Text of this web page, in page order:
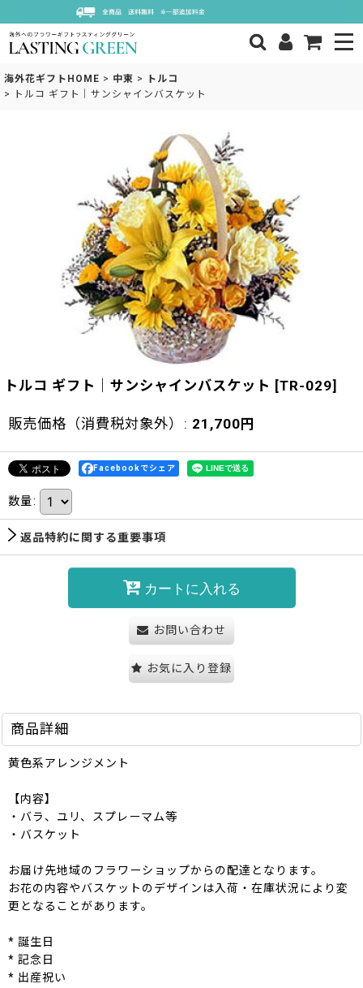
海外花ギフトHOME > 中東 >
トルコ
>
トルコ ギフト｜サンシャインバスケット
トルコ ギフト｜サンシャインバスケット [TR-029]
販売価格（消費税対象外） : 21,700 円
Facebookでシェア
数量:
返品特約に関する重要事項
カートに入れる
お問い合わせ
お気に入り登録
商品詳細
黄色系アレンジメント
【内容】
・バラ、ユリ、スプレーマム等
・バスケット
お届け先地域のフラワーショップからの配達となります。
お花の内容やバスケットのデザインは入荷・在庫状況により変
更となることがあります。
* 誕生日
* 記念日
* 出産祝い